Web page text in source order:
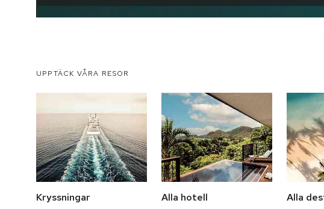
UPPTÄCK VÅRA RESOR
Kryssningar Alla hotell Alla